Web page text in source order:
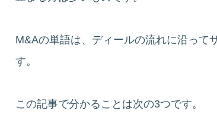
M&Aの単語は、ディールの流れに沿って
す。
この記事で分かることは次の3つです。